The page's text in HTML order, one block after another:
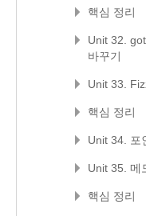
핵심 정리
Unit 32.
바꾸기
Unit 33.
핵심 정리
Unit 34. 포
Unit 35. 메
핵심 정리